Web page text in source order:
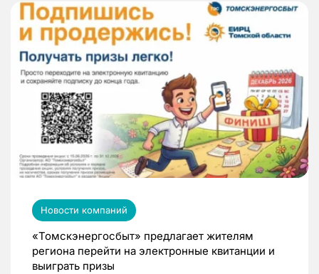
Новости компаний
«Томскэнергосбыт» предлагает жителям
региона перейти на электронные квитанции и
выиграть призы